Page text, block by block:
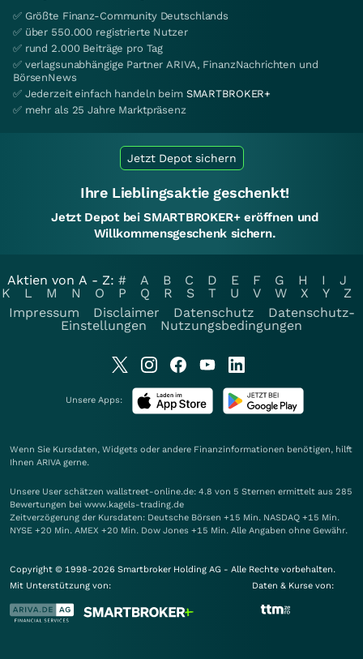
✅ Größte Finanz-Community Deutschlands
✅ über 550.000 registrierte Nutzer
✅ rund 2.000 Beiträge pro Tag
✅ verlagsunabhängige Partner ARIVA, FinanzNachrichten und
BörsenNews
✅ Jederzeit einfach handeln beim SMARTBROKER+
✅ mehr als 25 Jahre Marktpräsenz
Jetzt Depot sichern
Ihre Lieblingsaktie geschenkt!
Jetzt Depot bei SMARTBROKER+ eröffnen und
Willkommensgeschenk sichern.
Aktien von A - Z: # A B C D E F G H I
J
K
L M N O P Q R S T U V W X Y
Z
Impressum
Disclaimer Datenschutz
Datenschutz-
Einstellungen
Nutzungsbedingungen
Unsere Apps:
Wenn Sie Kursdaten, Widgets oder andere Finanzinformationen benötigen, hilft
Ihnen ARIVA gerne.
Unsere User schätzen wallstreet-online.de: 4.8 von 5 Sternen ermittelt aus 285
Bewertungen bei www.kagels-trading.de
Zeitverzögerung der Kursdaten: Deutsche Börsen +15 Min. NASDAQ +15 Min.
NYSE +20 Min. AMEX +20 Min. Dow Jones +15 Min. Alle Angaben ohne Gewähr.
Copyright © 1998-2026 Smartbroker Holding AG - Alle Rechte vorbehalten.
Mit Unterstützung von:
Daten & Kurse von: